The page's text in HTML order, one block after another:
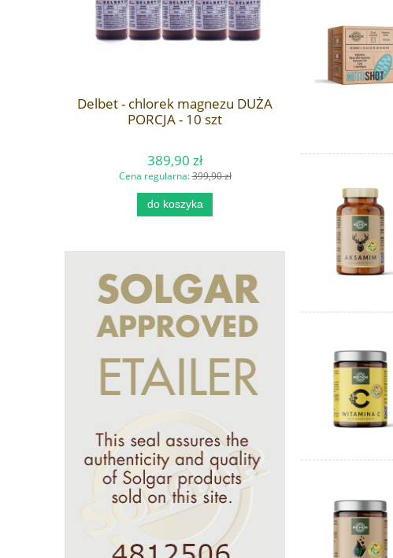
Delbet - chlorek magnezu DUŻA
PORCJA - 10 szt
389,90 zł
Cena regularna:399,90 zł
do koszyka